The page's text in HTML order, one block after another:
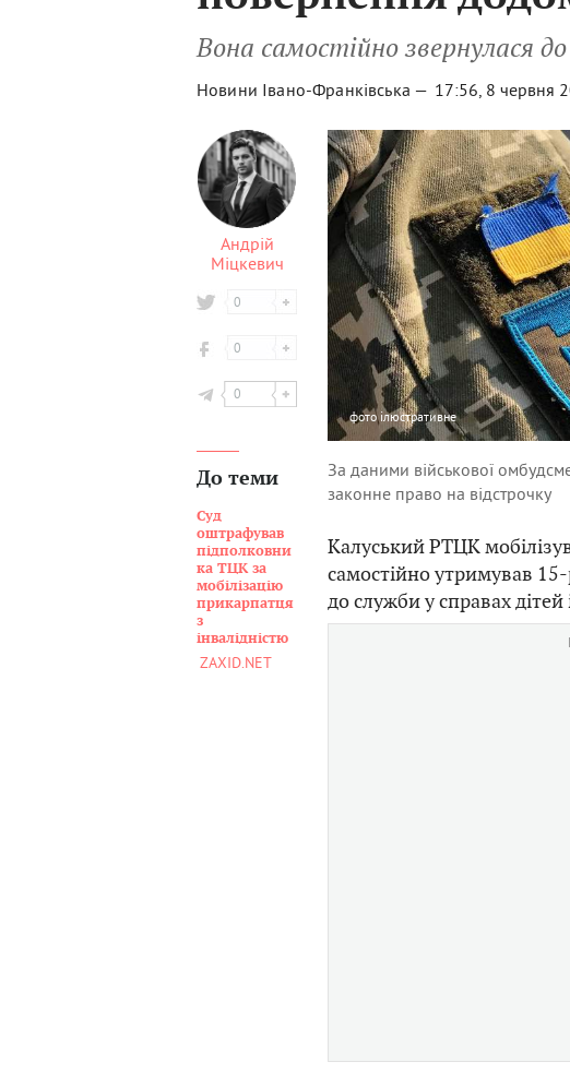
Вона самостійно звернулася
Новини Івано-Франківська — 17:56, 8 червня
Андрій
Міцкевич
0
0
0
До теми
Суд
оштрафував
підполковни
ка ТЦК за
мобілізацію
прикарпатця
з
інвалідністю
ZAXID.NET
фотоілюстративне
За даними військової
законне право на відстрочку
Калуський РТЦК
самостійно утримував 15-
до служби у справах